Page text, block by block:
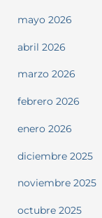
mayo 2026
abril 2026
marzo 2026
febrero 2026
enero 2026
diciembre 2025
noviembre 2025
octubre 2025